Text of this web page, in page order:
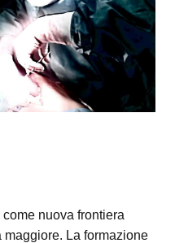
nuova frontiera
La formazione